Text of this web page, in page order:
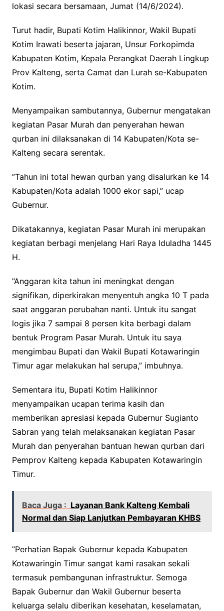
lokasi secara bersamaan, Jumat (14/6/2024).
Turut hadir, Bupati Kotim Halikinnor, Wakil Bupati
Kotim Irawati beserta jajaran, Unsur Forkopimda
Kabupaten Kotim, Kepala Perangkat Daerah Lingkup
Prov Kalteng, serta Camat dan Lurah se-Kabupaten
Kotim.
Menyampaikan sambutannya, Gubernur mengatakan
kegiatan Pasar Murah dan penyerahan hewan
qurban ini dilaksanakan di 14 Kabupaten/Kota se-
Kalteng secara serentak.
”Tahun ini total hewan qurban yang disalurkan ke 14
Kabupaten/Kota adalah 1000 ekor sapi,” ucap
Gubernur.
Dikatakannya, kegiatan Pasar Murah ini merupakan
kegiatan berbagi menjelang Hari Raya Iduladha 1445
H.
”Anggaran kita tahun ini meningkat dengan
signifikan, diperkirakan menyentuh angka 10 T pada
saat anggaran perubahan nanti. Untuk itu sangat
logis jika 7 sampai 8 persen kita berbagi dalam
bentuk Program Pasar Murah. Untuk itu saya
mengimbau Bupati dan Wakil Bupati Kotawaringin
Timur agar melakukan hal serupa,” imbuhnya.
Sementara itu, Bupati Kotim Halikinnor
menyampaikan ucapan terima kasih dan
memberikan apresiasi kepada Gubernur Sugianto
Sabran yang telah melaksanakan kegiatan Pasar
Murah dan penyerahan bantuan hewan qurban dari
Pemprov Kalteng kepada Kabupaten Kotawaringin
Timur.
Baca Juga : Layanan Bank Kalteng Kembali
Normal dan Siap Lanjutkan Pembayaran KHBS
”Perhatian Bapak Gubernur kepada Kabupaten
Kotawaringin Timur sangat kami rasakan sekali
termasuk pembangunan infrastruktur. Semoga
Bapak Gubernur dan Wakil Gubernur beserta
keluarga selalu diberikan kesehatan, keselamatan,